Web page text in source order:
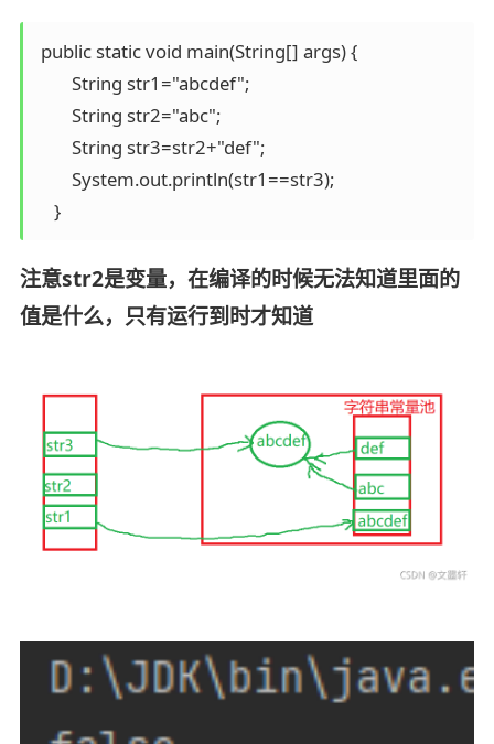
public static void main(String[] args) {
        String str1="abcdef";
        String str2="abc";
        String str3=str2+"def";
        System.out.println(str1==str3);
    }
注意str2是变量，在编译的时候无法知道里面的
值是什么，只有运行到时才知道